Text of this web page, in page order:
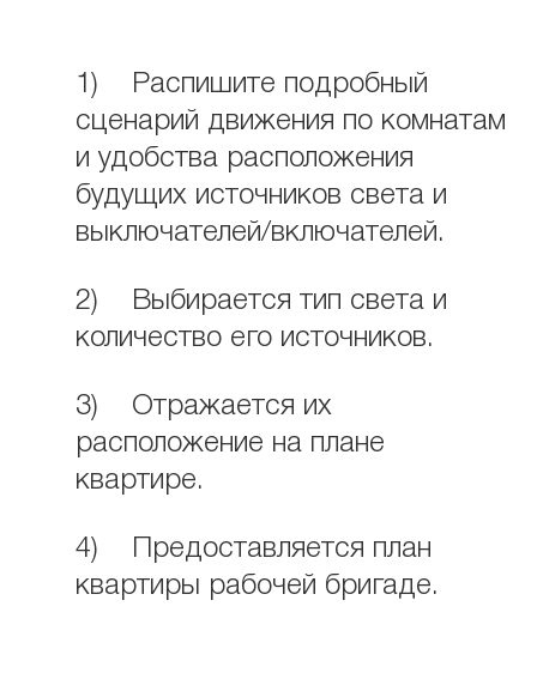
1) Распишите подробный
сценарий движения по комнатам
и удобства расположения
будущих источников света и
выключателей/включателей.
2) Выбирается тип света и
количество его источников.
3) Отражается их
расположение на плане
квартире.
4) Предоставляется план
квартиры рабочей бригаде.